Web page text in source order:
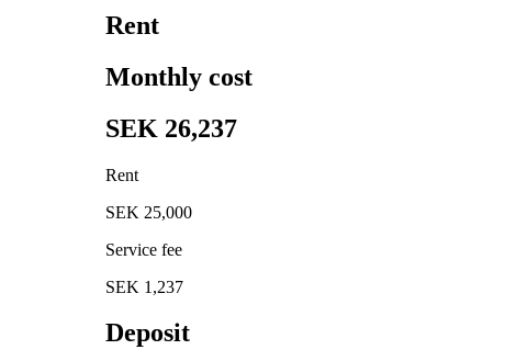
Rent
Monthly cost
SEK 26,237
Rent
SEK 25,000
Service fee
SEK 1,237
Deposit